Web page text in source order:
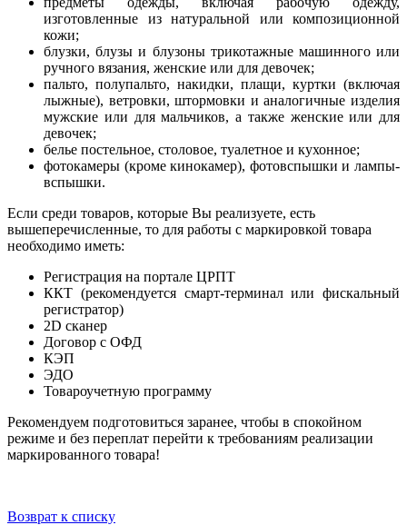
изготовленные из натуральной или композиционной
кожи;
блузки, блузы и блузоны трикотажные машинного или
ручного вязания, женские или для девочек;
пальто, полупальто, накидки, плащи, куртки (включая
лыжные), ветровки, штормовки и аналогичные изделия
мужские или для мальчиков, а также женские или для
девочек;
белье постельное, столовое, туалетное и кухонное;
фотокамеры (кроме кинокамер), фотовспышки и лампы-
вспышки.
Если среди товаров, которые Вы реализуете, есть
вышеперечисленные, то для работы с маркировкой товара
необходимо иметь:
Регистрация на портале ЦРПТ
ККТ (рекомендуется смарт-терминал или фискальный
регистратор)
2D сканер
Договор с ОФД
КЭП
ЭДО
Товароучетную программу
Рекомендуем подготовиться заранее, чтобы в спокойном
режиме и без переплат перейти к требованиям реализации
маркированного товара!
Возврат к списку